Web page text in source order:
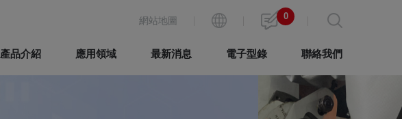
網站地圖 0
產品介紹 應用領域 最新消息 電子型錄 聯絡我們